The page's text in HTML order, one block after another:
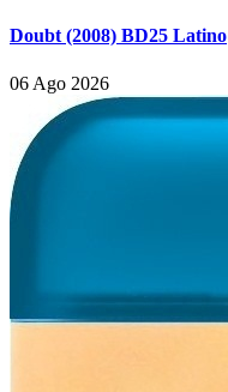
Doubt (2008) BD25 Latino
06 Ago 2026